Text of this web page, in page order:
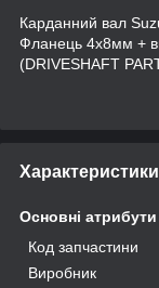
Карданний вал
Фланець 4x8мм +
(DRIVESHAFT
Характеристики
Основні атрибути
Код запчастини
Виробник